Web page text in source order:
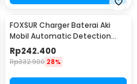
FOXSUR Charger Baterai Aki
Mobil Automatic Detection
180AH 12/24V - FBC122410D
Rp242.400
Rp332.900 28%